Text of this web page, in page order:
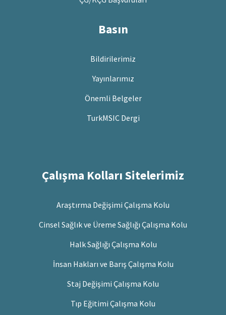
Basın
Bildirilerimiz
Yayınlarımız
Önemli Belgeler
TurkMSIC Dergi
Çalışma Kolları Sitelerimiz
Araştırma Değişimi Çalışma Kolu
Cinsel Sağlık ve Üreme Sağlığı Çalışma Kolu
Halk Sağlığı Çalışma Kolu
İnsan Hakları ve Barış Çalışma Kolu
Staj Değişimi Çalışma Kolu
Tıp Eğitimi Çalışma Kolu